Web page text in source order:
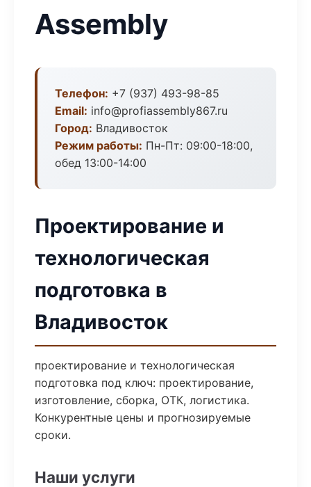
Assembly
Телефон: +7 (937) 493-98-85
Email: info@profiassembly867.ru
Город: Владивосток
Режим работы: Пн-Пт: 09:00-18:00,
обед 13:00-14:00
Проектирование и
технологическая
подготовка в
Владивосток
проектирование и технологическая
подготовка под ключ: проектирование,
изготовление, сборка, ОТК, логистика.
Конкурентные цены и прогнозируемые
сроки.
Наши услуги